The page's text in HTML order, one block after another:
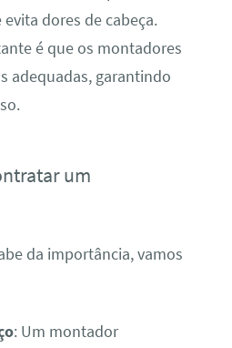
dores de cabeça.
é que os montadores
adequadas, garantindo
um
da importância, vamos
: Um montador